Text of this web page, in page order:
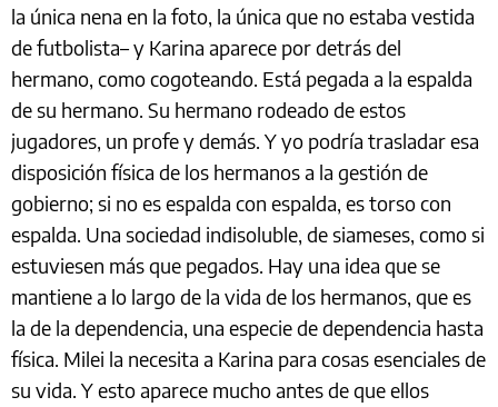
la única nena en la foto, la única que no estaba vestida
de futbolista– y Karina aparece por detrás del
hermano, como cogoteando. Está pegada a la espalda
de su hermano. Su hermano rodeado de estos
jugadores, un profe y demás. Y yo podría trasladar esa
disposición física de los hermanos a la gestión de
gobierno; si no es espalda con espalda, es torso con
espalda. Una sociedad indisoluble, de siameses, como si
estuviesen más que pegados. Hay una idea que se
mantiene a lo largo de la vida de los hermanos, que es
la de la dependencia, una especie de dependencia hasta
física. Milei la necesita a Karina para cosas esenciales de
su vida. Y esto aparece mucho antes de que ellos